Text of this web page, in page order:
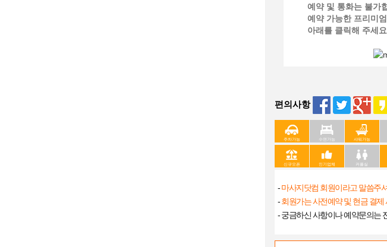
예약 및 통화는 불가
예약 가능한 프리미
아래를 클릭해 주세요
편의사항
주차가능 수면가능 샤워가능
신규오픈 인기업체 커플실
-마사지닷컴 회원이라고 말씀주
-회원가는 사전예약 및 현금 결제
- 궁금하신 사항이나 예약문의는